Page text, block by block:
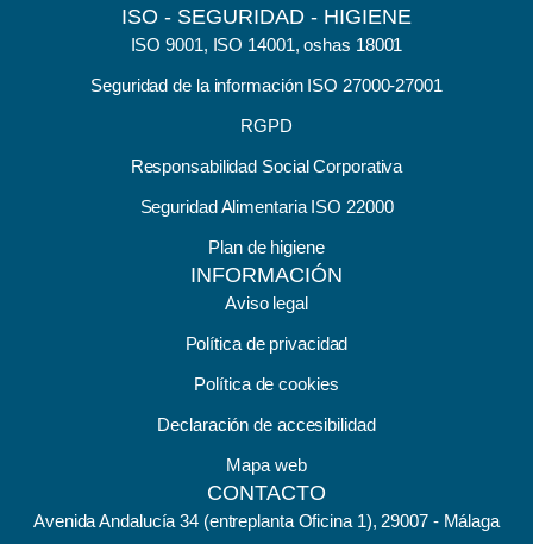
ISO - SEGURIDAD - HIGIENE
ISO 9001, ISO 14001, oshas 18001
Seguridad de la información ISO 27000-27001
RGPD
Responsabilidad Social Corporativa
Seguridad Alimentaria ISO 22000
Plan de higiene
INFORMACIÓN
Aviso legal
Política de privacidad
Política de cookies
Declaración de accesibilidad
Mapa web
CONTACTO
Avenida Andalucía 34 (entreplanta Oficina 1), 29007 - Málaga